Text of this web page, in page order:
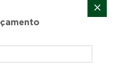
tangível para um futuro
À medida que a revolução dos
os condomínios que lideram
atendem às necessidades dos
o padrão para uma
e ecologicamente